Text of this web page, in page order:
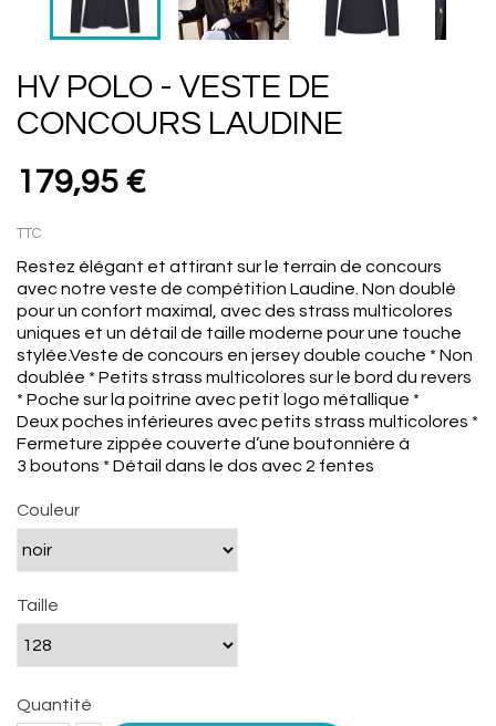
HV POLO - VESTE DE
CONCOURS LAUDINE
179,95 €
TTC
Restez élégant et attirant sur le terrain de concours
avec notre veste de compétition Laudine. Non doublé
pour un confort maximal, avec des strass multicolores
uniques et un détail de taille moderne pour une touche
stylée.Veste de concours en jersey double couche * Non
doublée * Petits strass multicolores sur le bord du revers
* Poche sur la poitrine avec petit logo métallique *
Deux poches inférieures avec petits strass multicolores *
Fermeture zippée couverte d’une boutonnière à
3 boutons * Détail dans le dos avec 2 fentes
Couleur
Taille
Quantité